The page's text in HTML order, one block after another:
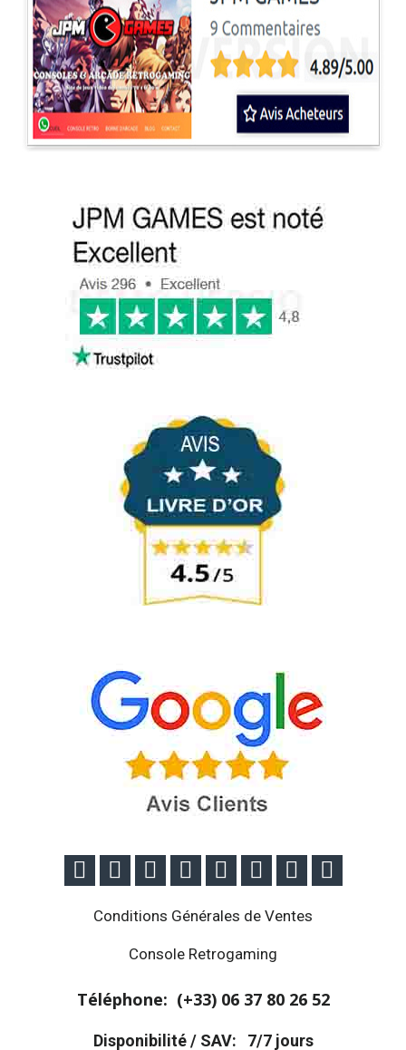
       
Conditions Générales de Ventes
Console Retrogaming
Téléphone: (+33) 06 37 80 26 52
Disponibilité / SAV: 7/7 jours